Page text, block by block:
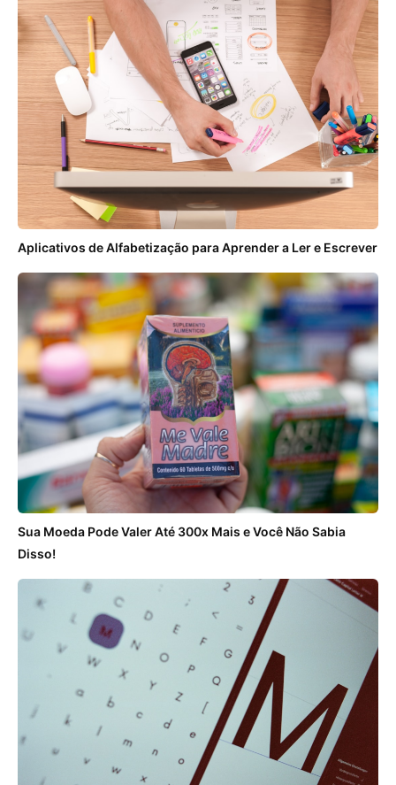
Aplicativos de Alfabetização para Aprender a Ler e Escrever
Sua Moeda Pode Valer Até 300x Mais e Você Não Sabia
Disso!